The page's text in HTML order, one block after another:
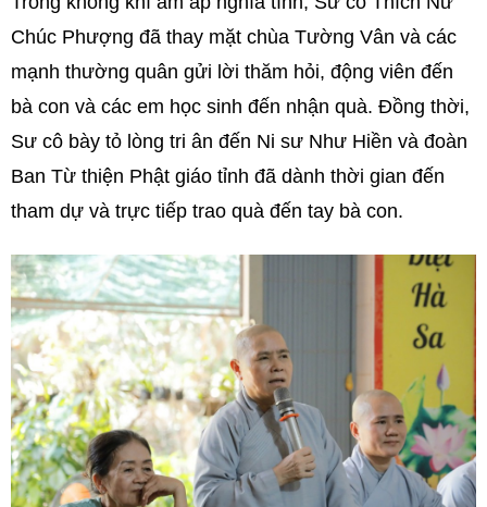
Chúc Phượng đã thay mặt chùa Tường Vân và các
mạnh thường quân gửi lời thăm hỏi, động viên đến
bà con và các em học sinh đến nhận quà. Đồng thời,
Sư cô bày tỏ lòng tri ân đến Ni sư Như Hiền và đoàn
Ban Từ thiện Phật giáo tỉnh đã dành thời gian đến
tham dự và trực tiếp trao quà đến tay bà con.